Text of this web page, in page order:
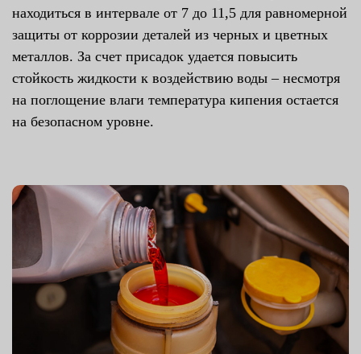
находиться в интервале от 7 до 11,5 для равномерной
защиты от коррозии деталей из черных и цветных
металлов. За счет присадок удается повысить
стойкость жидкости к воздействию воды – несмотря
на поглощение влаги температура кипения остается
на безопасном уровне.